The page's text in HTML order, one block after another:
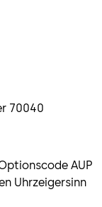
70040
AUP
Uhrzeigersinn